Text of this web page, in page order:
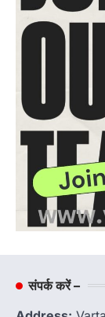
संपर्क करें –